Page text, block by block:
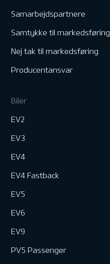
Samarbejdspartnere
Samtykke til markedsføring
Nej tak til markedsføring
Producentansvar
Biler
EV2
EV3
EV4
EV4 Fastback
EV5
EV6
EV9
PV5 Passenger